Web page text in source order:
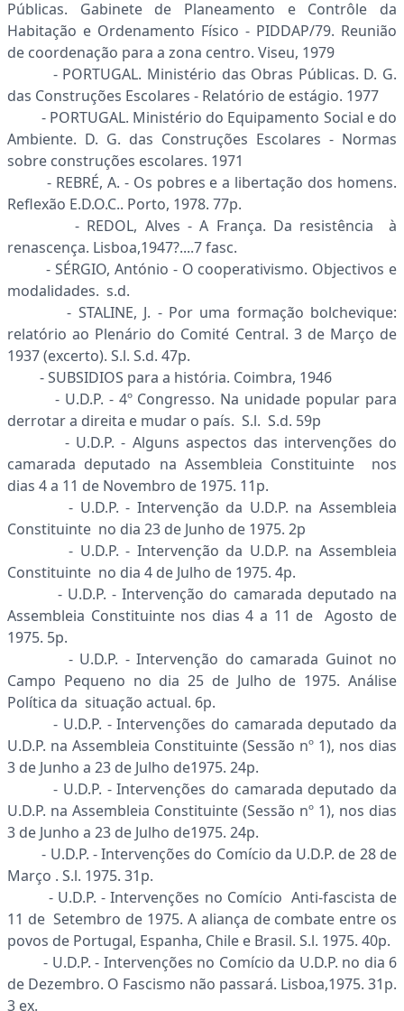
Públicas. Gabinete de Planeamento e Contrôle da
Habitação e Ordenamento Físico - PIDDAP/79. Reunião
de coordenação para a zona centro. Viseu, 1979
- PORTUGAL. Ministério das Obras Públicas. D. G.
das Construções Escolares - Relatório de estágio. 1977
- PORTUGAL. Ministério do Equipamento Social e do
Ambiente. D. G. das Construções Escolares - Normas
sobre construções escolares. 1971
- REBRÉ, A. - Os pobres e a libertação dos homens.
Reflexão E.D.O.C.. Porto, 1978. 77p.
- REDOL, Alves - A França. Da resistência à
renascença. Lisboa,1947?....7 fasc.
- SÉRGIO, António - O cooperativismo. Objectivos e
modalidades. s.d.
- STALINE, J. - Por uma formação bolchevique:
relatório ao Plenário do Comité Central. 3 de Março de
1937 (excerto). S.l. S.d. 47p.
- SUBSIDIOS para a história. Coimbra, 1946
- U.D.P. - 4º Congresso. Na unidade popular para
derrotar a direita e mudar o país. S.l. S.d. 59p
- U.D.P. - Alguns aspectos das intervenções do
camarada deputado na Assembleia Constituinte nos
dias 4 a 11 de Novembro de 1975. 11p.
- U.D.P. - Intervenção da U.D.P. na Assembleia
Constituinte no dia 23 de Junho de 1975. 2p
- U.D.P. - Intervenção da U.D.P. na Assembleia
Constituinte no dia 4 de Julho de 1975. 4p.
- U.D.P. - Intervenção do camarada deputado na
Assembleia Constituinte nos dias 4 a 11 de Agosto de
1975. 5p.
- U.D.P. - Intervenção do camarada Guinot no
Campo Pequeno no dia 25 de Julho de 1975. Análise
Política da situação actual. 6p.
- U.D.P. - Intervenções do camarada deputado da
U.D.P. na Assembleia Constituinte (Sessão nº 1), nos dias
3 de Junho a 23 de Julho de1975. 24p.
- U.D.P. - Intervenções do camarada deputado da
U.D.P. na Assembleia Constituinte (Sessão nº 1), nos dias
3 de Junho a 23 de Julho de1975. 24p.
- U.D.P. - Intervenções do Comício da U.D.P. de 28 de
Março . S.l. 1975. 31p.
- U.D.P. - Intervenções no Comício Anti-fascista de
11 de Setembro de 1975. A aliança de combate entre os
povos de Portugal, Espanha, Chile e Brasil. S.l. 1975. 40p.
- U.D.P. - Intervenções no Comício da U.D.P. no dia 6
de Dezembro. O Fascismo não passará. Lisboa,1975. 31p.
3 ex.